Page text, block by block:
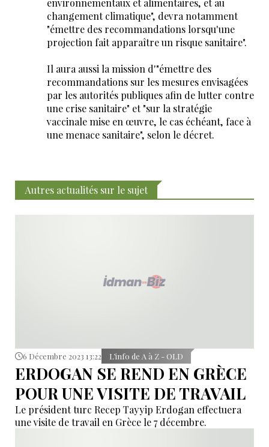
changement climatique", devra notamment
"émettre des recommandations lorsqu'une
projection fait apparaître un risque sanitaire".
Il aura aussi la mission d'"émettre des
recommandations sur les mesures envisagées
par les autorités publiques afin de lutter contre
une crise sanitaire" et "sur la stratégie
vaccinale mise en œuvre, le cas échéant, face à
une menace sanitaire", selon le décret.
Autres actualités sur le sujet
6 Décembre 2023 13:22 L’info de A à Z - OLD
ERDOGAN SE REND EN GRÈCE
POUR UNE VISITE DE TRAVAIL
Le président turc Recep Tayyip Erdogan effectuera
une visite de travail en Grèce le 7 décembre.